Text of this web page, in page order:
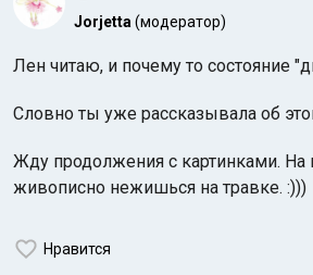
Jorjetta (модератор)
Лен читаю, и почему то состояние
Словно ты уже рассказывала об
Жду продолжения с картинками. На
живописно нежишься на травке. :)))
Нравится